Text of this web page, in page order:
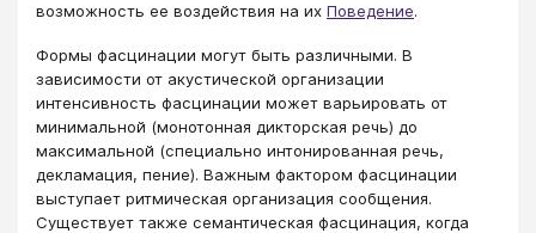
возможность ее воздействия на их Поведение.
Формы фасцинации могут быть различными. В
зависимости от акустической организации
интенсивность фасцинации может варьировать от
минимальной (монотонная дикторская речь) до
максимальной (специально интонированная речь,
декламация, пение). Важным фактором фасцинации
выступает ритмическая организация сообщения.
Существует также семантическая фасцинация, когда